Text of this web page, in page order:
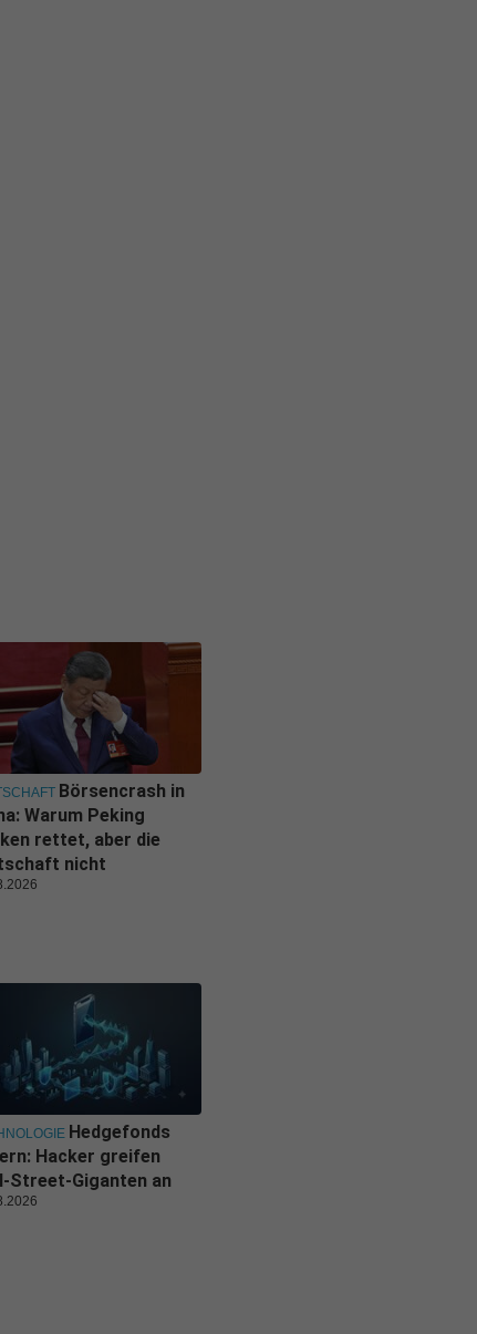
Börsencrash in
Warum Peking
rettet, aber die
nicht
Hedgefonds
Hacker greifen
Street-Giganten an